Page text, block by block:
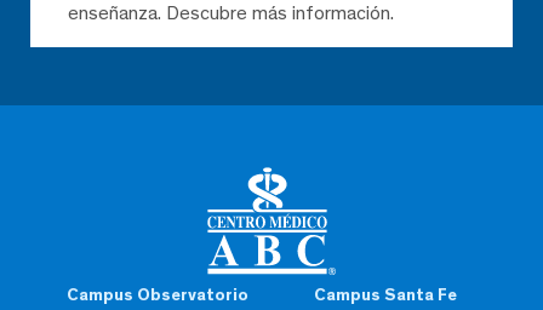
Campus Observatorio Campus Santa Fe
enseñanza. Descubre más información.